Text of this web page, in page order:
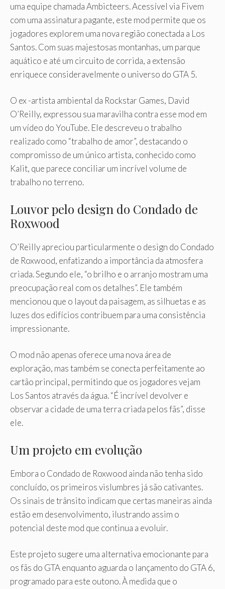
uma equipe chamada Ambicteers. Acessível via Fivem
com uma assinatura pagante, este mod permite que os
jogadores explorem uma nova região conectada a Los
Santos. Com suas majestosas montanhas, um parque
aquático e até um circuito de corrida, a extensão
enriquece consideravelmente o universo do GTA 5.
O ex -artista ambiental da Rockstar Games, David
O’Reilly, expressou sua maravilha contra esse mod em
um vídeo do YouTube. Ele descreveu o trabalho
realizado como “trabalho de amor”, destacando o
compromisso de um único artista, conhecido como
Kalit, que parece conciliar um incrível volume de
trabalho no terreno.
Louvor pelo design do Condado de
Roxwood
O’Reilly apreciou particularmente o design do Condado
de Roxwood, enfatizando a importância da atmosfera
criada. Segundo ele, “o brilho e o arranjo mostram uma
preocupação real com os detalhes”. Ele também
mencionou que o layout da paisagem, as silhuetas e as
luzes dos edifícios contribuem para uma consistência
impressionante.
O mod não apenas oferece uma nova área de
exploração, mas também se conecta perfeitamente ao
cartão principal, permitindo que os jogadores vejam
Los Santos através da água. “É incrível devolver e
observar a cidade de uma terra criada pelos fãs”, disse
ele.
Um projeto em evolução
Embora o Condado de Roxwood ainda não tenha sido
concluído, os primeiros vislumbres já são cativantes.
Os sinais de trânsito indicam que certas maneiras ainda
estão em desenvolvimento, ilustrando assim o
potencial deste mod que continua a evoluir.
Este projeto sugere uma alternativa emocionante para
os fãs do GTA enquanto aguarda o lançamento do GTA 6,
programado para este outono. À medida que o